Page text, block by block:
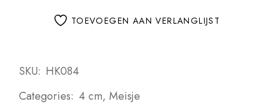
TOEVOEGEN AAN VERLANGLIJST
SKU: HK084
Categories: 4 cm,Meisje